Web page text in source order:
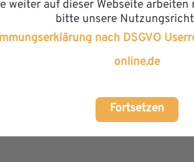
weiter auf dieser Webseite
bitte unsere
nach DSGVO
online.de
Fortsetzen